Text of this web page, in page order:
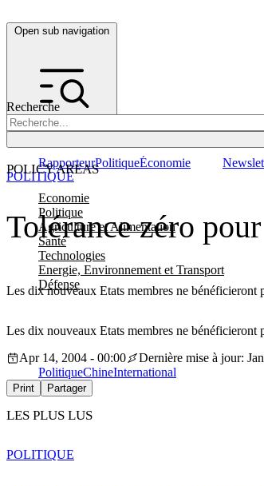
Open sub navigation
Recherche
POLICY AREAS
Economie
Politique
Agriculture et Alimentation
Santé
Technologies
Energie, Environnement et Transport
Défense
RapporteurPolitiqueÉconomie
Tolérance zéro
Les dix nouveaux Etats membres ne bénéficieront
POLITIQUE
Les dix nouveaux Etats membres ne bénéficieront
Apr 14, 2004 - 00:00
Dernière mise à jour:
PolitiqueChineInternational
Print Partager
LES PLUS LUS
POLITIQUE